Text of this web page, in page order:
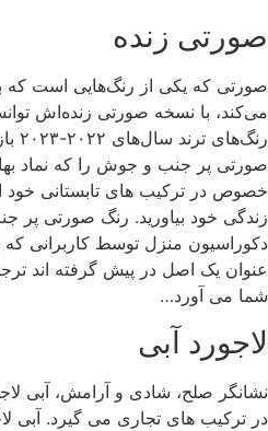
صورتی زنده
صورتی که یکی از رنگ‌هایی است که
می‌کند، با نسخه صورتی زنده‌اش
صورتی پر جنب و جوش را که نماد
خصوص در ترکیب های تابستانی خود
زندگی خود بیاورید. رنگ صورتی پر
دکوراسیون منزل توسط کاربرانی
عنوان یک اصل در پیش گرفته اند
شما می آورد…
لاجورد آبی
نشانگر صلح، شادی و آرامش، آبی
در ترکیب های تجاری می گیرد. آبی